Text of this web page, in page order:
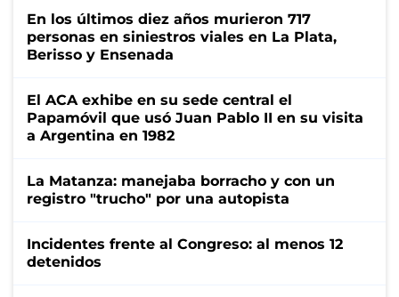
En los últimos diez años murieron 717
personas en siniestros viales en La Plata,
Berisso y Ensenada
El ACA exhibe en su sede central el
Papamóvil que usó Juan Pablo II en su visita
a Argentina en 1982
La Matanza: manejaba borracho y con un
registro "trucho" por una autopista
Incidentes frente al Congreso: al menos 12
detenidos